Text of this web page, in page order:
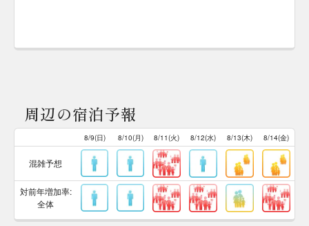
周辺の宿泊予報
8/9(日) 8/10(月) 8/11(火) 8/12(水) 8/13(木) 8/14(金)
混雑予想
対前年増加率:
全体